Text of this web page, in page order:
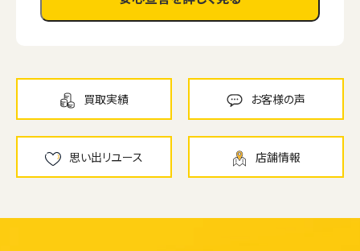
買取実績 お客様の声
思い出リユース 店舗情報